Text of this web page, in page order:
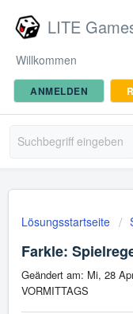
LITE
Willkommen
ANMELDEN
Lösungsstartseite
Farkle:
Geändert am: Mi, 28
VORMITTAGS